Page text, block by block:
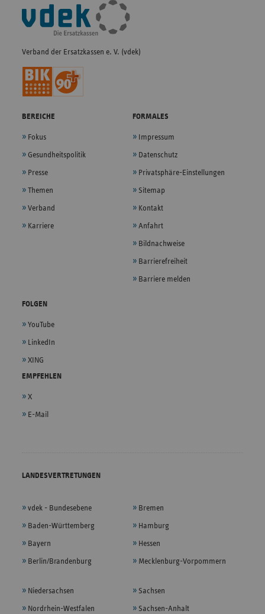
Fußleisten-
Navigation
Verband der Ersatzkassen e. V. (vdek)
BEREICHE
Fokus
Gesundheitspolitik
Presse
Themen
Verband
Karriere
FORMALES
Impressum
Datenschutz
Privatsphäre-Einstellungen
Sitemap
Kontakt
Anfahrt
Bildnachweise
Barrierefreiheit
Barriere melden
FOLGEN
YouTube
LinkedIn
XING
EMPFEHLEN
X
E-Mail
LANDESVERTRETUNGEN
vdek - Bundesebene
Baden-Württemberg
Bayern
Berlin/Brandenburg
Bremen
Hamburg
Hessen
Mecklenburg-Vorpommern
Niedersachsen
Nordrhein-Westfalen
Sachsen
Sachsen-Anhalt